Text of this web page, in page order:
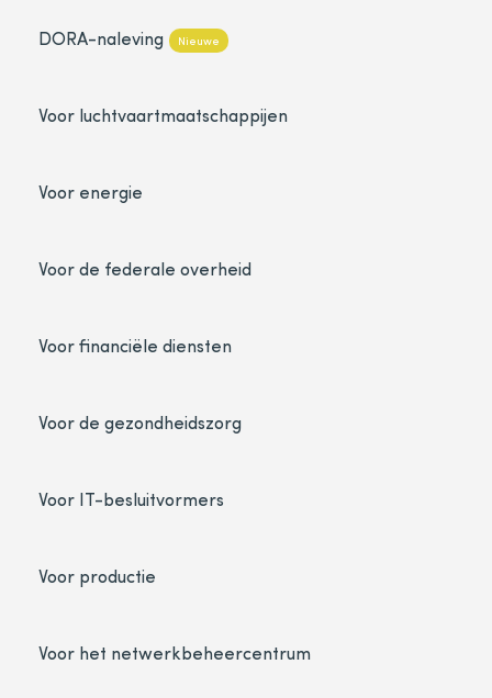
DORA-naleving Nieuwe
Voor luchtvaartmaatschappijen
Voor energie
Voor de federale overheid
Voor financiële diensten
Voor de gezondheidszorg
Voor IT-besluitvormers
Voor productie
Voor het netwerkbeheercentrum